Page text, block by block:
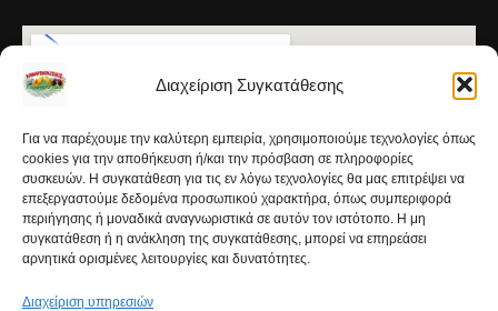
Διαχείριση Συγκατάθεσης
Για να παρέχουμε την καλύτερη εμπειρία, χρησιμοποιούμε τεχνολογίες όπως
cookies για την αποθήκευση ή/και την πρόσβαση σε πληροφορίες
συσκευών. Η συγκατάθεση για τις εν λόγω τεχνολογίες θα μας επιτρέψει να
επεξεργαστούμε δεδομένα προσωπικού χαρακτήρα, όπως συμπεριφορά
περιήγησης ή μοναδικά αναγνωριστικά σε αυτόν τον ιστότοπο. Η μη
συγκατάθεση ή η ανάκληση της συγκατάθεσης, μπορεί να επηρεάσει
αρνητικά ορισμένες λειτουργίες και δυνατότητες.
Διαχείριση υπηρεσιών